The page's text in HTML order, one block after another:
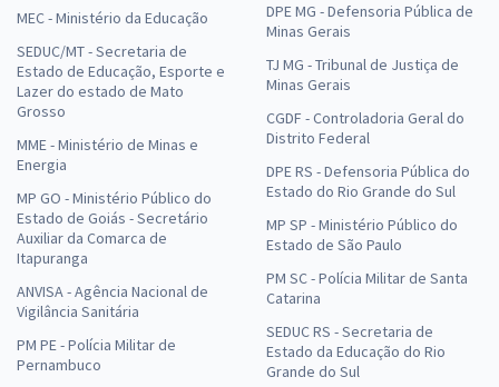
MEC - Ministério da Educação
SEDUC/MT - Secretaria de
Estado de Educação, Esporte e
Lazer do estado de Mato
Grosso
MME - Ministério de Minas e
Energia
MP GO - Ministério Público do
Estado de Goiás - Secretário
Auxiliar da Comarca de
Itapuranga
ANVISA - Agência Nacional de
Vigilância Sanitária
PM PE - Polícia Militar de
Pernambuco
DPE MG - Defensoria Pública de
Minas Gerais
TJ MG - Tribunal de Justiça de
Minas Gerais
CGDF - Controladoria Geral do
Distrito Federal
DPE RS - Defensoria Pública do
Estado do Rio Grande do Sul
MP SP - Ministério Público do
Estado de São Paulo
PM SC - Polícia Militar de Santa
Catarina
SEDUC RS - Secretaria de
Estado da Educação do Rio
Grande do Sul